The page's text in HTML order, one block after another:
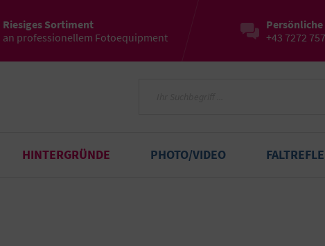
Riesiges Sortiment
an professionellem Fotoequipment
+43 7272
HINTERGRÜNDE PHOTO/VIDEO